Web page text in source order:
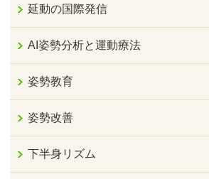
延動の国際発信
AI姿勢分析と運動療法
姿勢教育
姿勢改善
下半身リズム